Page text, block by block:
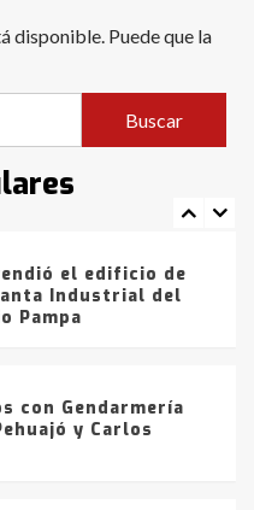
disponible. Puede que la
en gran parte
a la Policía
por
de drogas en la
el edificio de
Industrial del
Pampa
con Gendarmería
y Carlos